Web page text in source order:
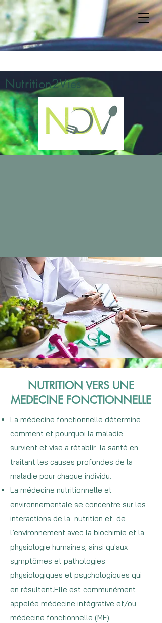
Nutrition2Vies
NUTRITION VERS UNE
MEDECINE FONCTIONNELLE
La médecine fonctionnelle détermine
comment et pourquoi la maladie
survient et vise a rétablir la santé en
traitant les causes profondes de la
maladie pour chaque individu.
La médecine nutritionnelle et
environnementale se concentre sur les
interactions de la nutrition et de
l’environnement avec la biochimie et la
physiologie humaines, ainsi qu'aux
symptômes et pathologies
physiologiques et psychologiques qui
en résultent.Elle est communément
appelée médecine intégrative et/ou
médecine fonctionnelle (MF).